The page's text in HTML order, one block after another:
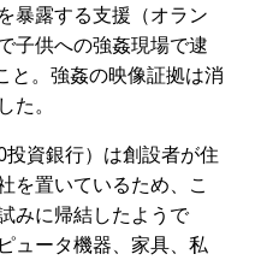
暴露する支援（オラン
子供への強姦現場で逮
と。強姦の映像証拠は消
。
資銀行）は創設者が住
を置いているため、こ
みに帰結したようで
ュータ機器、家具、私